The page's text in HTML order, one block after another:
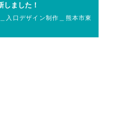
しました！
入口デザイン制作＿熊本市東